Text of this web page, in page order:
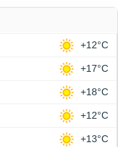
+12°C
+17°C
+18°C
+12°C
+13°C